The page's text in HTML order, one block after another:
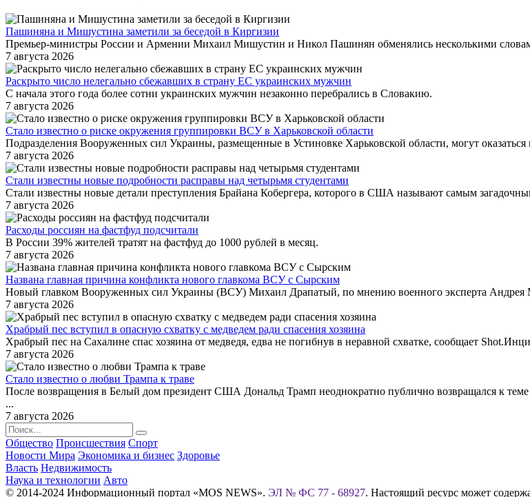
Пашиняна и Мишустина заметили за беседой в Киргизии
Премьер-министры России и Армении Михаил Мишустин и Никол Пашинян обменялись несколькими
7 августа 2026
Раскрыто число нелегально сбежавших в страну ЕС украинских мужчин
С начала этого года более сотни украинских мужчин незаконно перебрались в Словакию.
7 августа 2026
Стало известно о риске окружения группировки ВСУ в Харьковской области
Подразделения Вооруженных сил Украины, размещенные в Устиновке Харьковской области, могут
7 августа 2026
Стали известны новые подробности расправы над четырьмя студентами
Стали известны новые детали преступления Брайана Кобергера, которого в США называют самым
7 августа 2026
Расходы россиян на фастфуд подсчитали
В России 39% жителей тратят на фастфуд до 1000 рублей в месяц.
7 августа 2026
Названа главная причина конфликта нового главкома ВСУ с Сырским
Новый главком Вооруженных сил Украины (ВСУ) Михаил Драпатый, по мнению военного эксперта Андрея
7 августа 2026
Храбрый пес вступил в опасную схватку с медведем ради спасения хозяина
Храбрый пес на Сахалине спас хозяина от медведя, едва не погибнув в неравной схватке, сообщает
7 августа 2026
Стало известно о любви Трампа к траве
После возвращения в Белый дом президент США Дональд Трамп неоднократно публично возвращался к
...
7 августа 2026
Общество Происшествия Спорт
Новости Мира Экономика и бизнес Здоровье
Власть Недвижимость
Наука и технологии Авто
© 2014-2024 Информационный портал «MOS NEWS». ЭЛ № ФС 77 - 68927. Настоящий ресурс может